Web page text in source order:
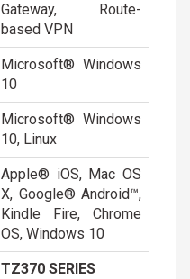
Gateway, Route-
based VPN
Microsoft® Windows
10
Microsoft® Windows
10, Linux
Apple® iOS, Mac OS
X, Google® Android™,
Kindle Fire, Chrome
OS, Windows 10
TZ370 SERIES